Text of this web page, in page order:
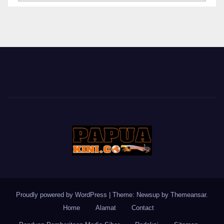
Proudly powered by WordPress Theme: Newsup by Themeansar.
Home
Alamat Contact